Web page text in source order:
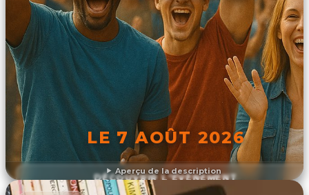
Aperçu de la description
LE 7 AOÛT 2026
DÉCOUVRIR L'ÉVÉNEMENT